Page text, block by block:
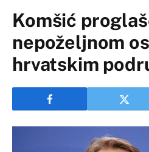
Komšić
nepoželjnom
hrvatskim